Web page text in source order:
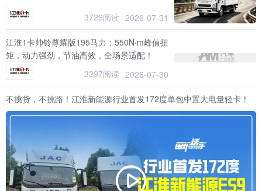
3729阅读 2026-07-31
江淮1卡帅铃尊耀版195马力：550N·m峰值扭
矩，动力强劲，节油高效，全场景适配！
3297阅读 2026-07-30
不挑货，不挑路！江淮新能源行业首发172度单包中置大电量轻卡！